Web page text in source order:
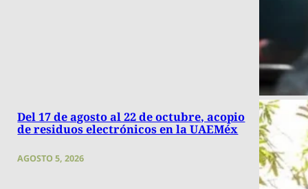
Del 17 de agosto al 22 de octubre, acopio
de residuos electrónicos en la UAEMéx
AGOSTO 5, 2026